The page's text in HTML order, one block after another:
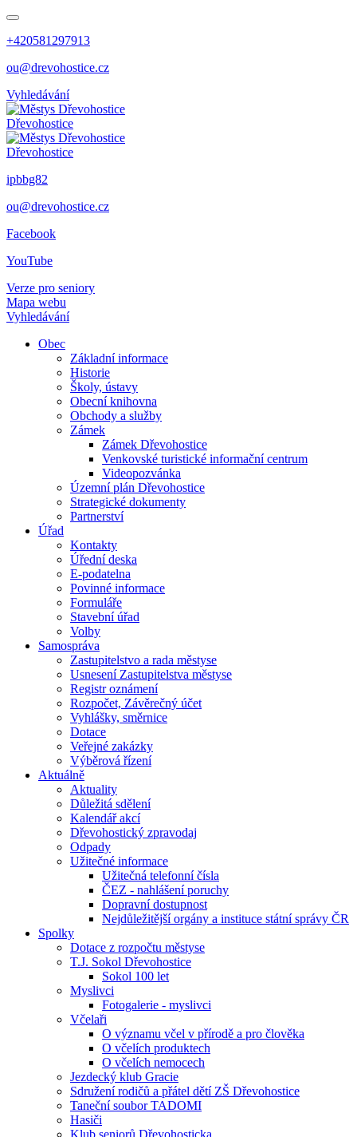
+420581297913
ou@drevohostice.cz
Vyhledávání
Dřevohostice
Dřevohostice
ipbbg82
ou@drevohostice.cz
Facebook
YouTube
Verze pro seniory
Mapa webu
Vyhledávání
Obec
Základní informace
Historie
Školy, ústavy
Obecní knihovna
Obchody a služby
Zámek
Zámek Dřevohostice
Venkovské turistické informační centrum
Videopozvánka
Územní plán Dřevohostice
Strategické dokumenty
Partnerství
Úřad
Kontakty
Úřední deska
E-podatelna
Povinné informace
Formuláře
Stavební úřad
Volby
Samospráva
Zastupitelstvo a rada městyse
Usnesení Zastupitelstva městyse
Registr oznámení
Rozpočet, Závěrečný účet
Vyhlášky, směrnice
Dotace
Veřejné zakázky
Výběrová řízení
Aktuálně
Aktuality
Důležitá sdělení
Kalendář akcí
Dřevohostický zpravodaj
Odpady
Užitečné informace
Užitečná telefonní čísla
ČEZ - nahlášení poruchy
Dopravní dostupnost
Nejdůležitější orgány a instituce státní správy ČR
Spolky
Dotace z rozpočtu městyse
T.J. Sokol Dřevohostice
Sokol 100 let
Myslivci
Fotogalerie - myslivci
Včelaři
O významu včel v přírodě a pro člověka
O včelích produktech
O včelích nemocech
Jezdecký klub Gracie
Sdružení rodičů a přátel dětí ZŠ Dřevohostice
Taneční soubor TADOMI
Hasiči
Klub seniorů Dřevohosticka